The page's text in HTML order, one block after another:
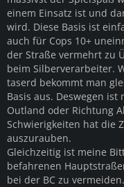
einem Einsatz ist und
wird. Diese Basis ist
auch für Cops 10+
der Straße vermehrt zu
beim Silberverarbeiter.
taserd bekommt man
Basis aus. Deswegen ist
Outland oder Richtung
Schwierigkeiten hat die
auszurauben.
Gleichzeitig ist meine
befahrenen
bei der BC zu vermeiden.